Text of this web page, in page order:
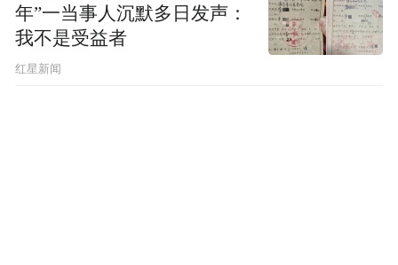
年”一当事人沉默多日发声：
我不是受益者
红星新闻